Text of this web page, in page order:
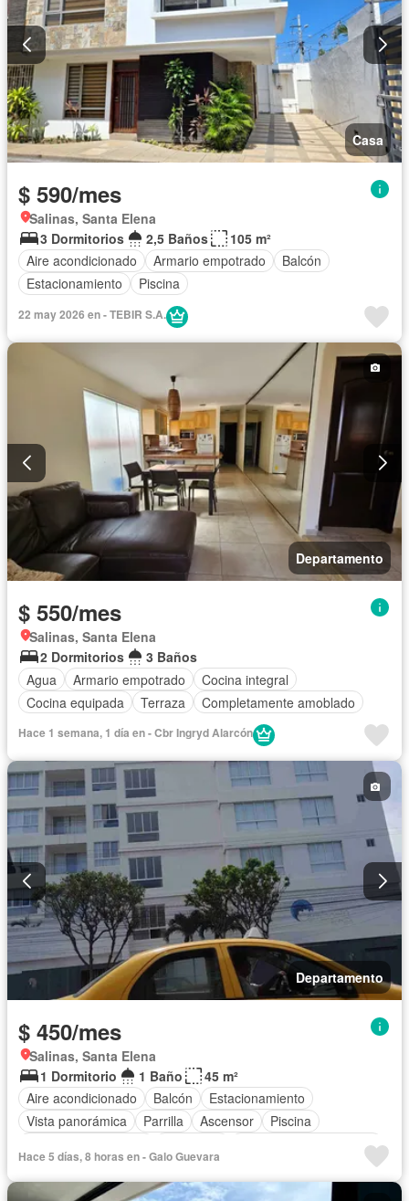
Casa
$ 590/mes
Salinas, Santa Elena
3 Dormitorios
2,5 Baños
105 m²
Aire acondicionado
Armario empotrado
Balcón
Estacionamiento
Piscina
22 may 2026 en - TEBIR S.A.
Departamento
$ 550/mes
Salinas, Santa Elena
2 Dormitorios
3 Baños
Agua
Armario empotrado
Cocina integral
Cocina equipada
Terraza Completamente amoblado
Hace 1 semana, 1 día en - Cbr Ingryd Alarcón
Departamento
$ 450/mes
Salinas, Santa Elena
1 Dormitorio
1 Baño
45 m²
Aire acondicionado
Balcón
Estacionamiento
Vista panorámica
Parrilla Ascensor
Piscina
Parcialmente amoblado
Hace 5 días, 8 horas en - Galo Guevara